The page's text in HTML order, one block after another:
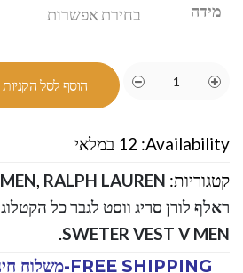
מידה
הוסף לסל הקניות
Availability: 12 במלאי
קטגוריות:
MEN, RALPH LAUREN-ראלף לורן
SWETER VEST V MEN
.
FREE SHIPPING-משלוח חינם